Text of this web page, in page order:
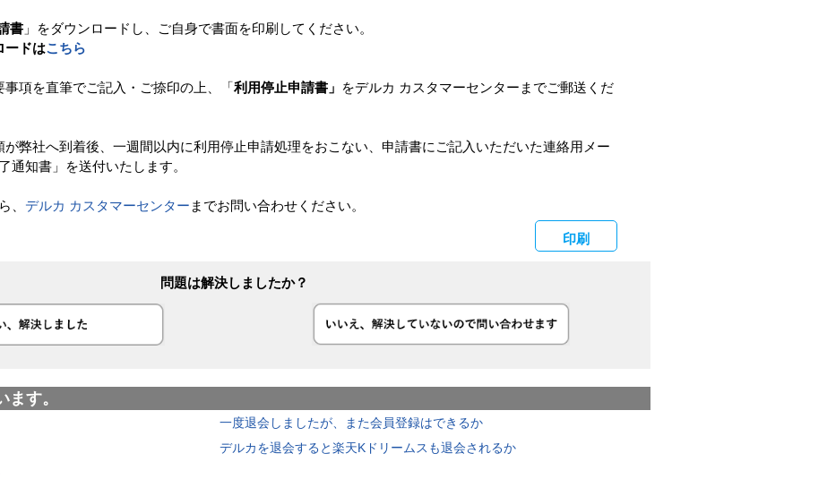
書 」をダウンロードし、ご自身で書面を印刷してください。
ードはこちら
事項を直筆でご記入・ご捺印の上、「利用停止申請書」 をデルカ カスタマーセンターまでご郵送くだ
が弊社へ到着後、一週間以内に利用停止申請処理をおこない、申請書にご記入いただいた連絡用メー
通知書」を送付いたします。
、 デルカ カスタマーセンター までお問い合わせください。
印刷
問題は解決しましたか？
す。
一度退会しましたが、また会員登録はできるか
デルカを退会すると楽天Kドリームスも退会されるか